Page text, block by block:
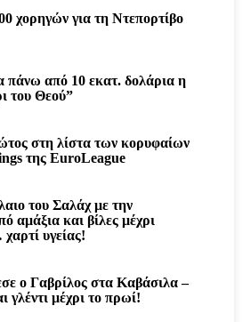
χορηγών για τη Ντεπορτίβο
πάνω από 10 εκατ. δολάρια η
του Θεού”
στη λίστα των κορυφαίων
της EuroLeague
του Σαλάχ με την
αμάξια και βίλες μέχρι
υγείας!
ο Γαβρίλος στα Καβάσιλα –
γλέντι μέχρι το πρωί!